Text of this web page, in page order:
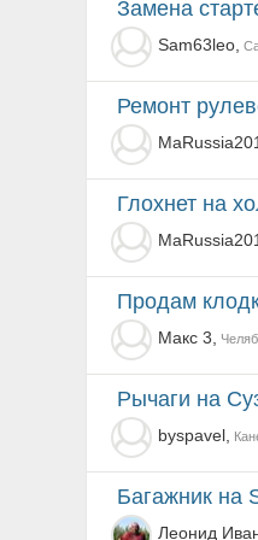
Замена
Sam63leo,
Ремонт
Глохнет на
Продам
Макс 3,
Рычаги на
byspavel,
Багажник на
Леонид